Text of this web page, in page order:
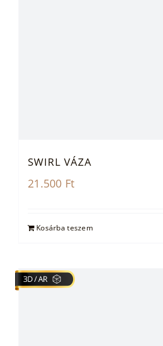
SWIRL VÁZA
21.500 Ft
Kosárba teszem